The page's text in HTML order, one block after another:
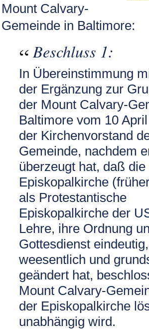
Mount Calvary-
Gemeinde in Baltimore:
Beschluss 1:
In Übereinstimmung
der Ergänzung zur
der Mount Calvary-
Baltimore vom 10
der Kirchenvorstand
Gemeinde, nachdem
überzeugt hat, daß die
Episkopalkirche
als Protestantische
Episkopalkirche der
Lehre, ihre Ordnung
Gottesdienst eindeutig,
weesentlich und
geändert hat,
Mount Calvary-
der Episkopalkirche
unabhängig wird.